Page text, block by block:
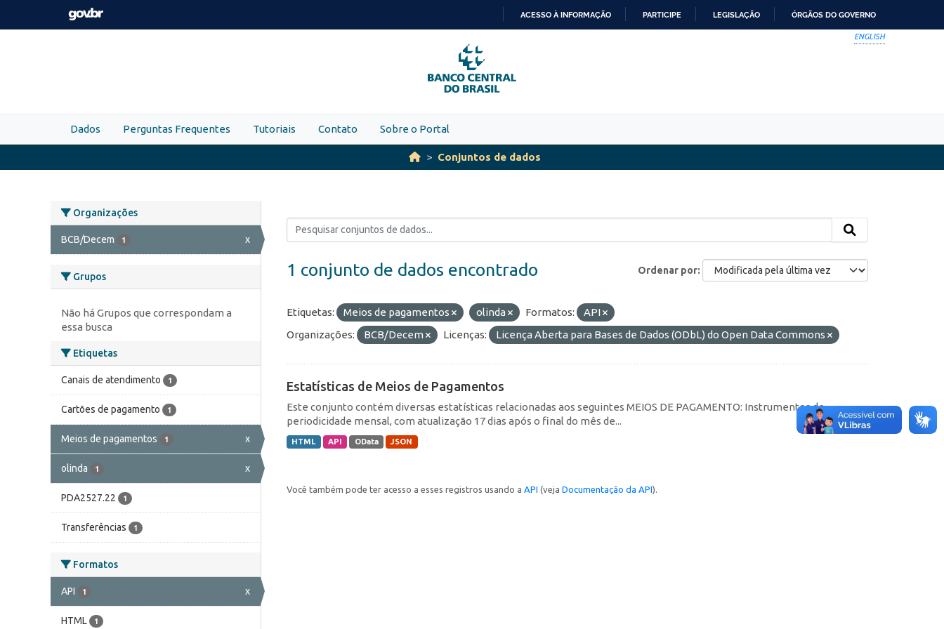
Skip to main content
PARA
O
CONTEÚDO
ACESSO À INFORMAÇÃO PARTICIPE LEGISLAÇÃO ÓRGÃOS DO GOVERNO
ENGLISH
Dados Perguntas Frequentes Tutoriais Contato Sobre o Portal
Conjuntos de dados
Organizações
BCB/Decem 1 x
Grupos
Não há Grupos que correspondam a
essa busca
Etiquetas
Canais de atendimento 1
Cartões de pagamento 1
Meios de pagamentos 1 x
olinda 1 x
PDA2527.22 1
Transferências 1
Formatos
API 1 x
HTML 1
Ordenar por
1 conjunto de dados encontrado
Etiquetas: Meios de pagamentos olinda Formatos:
API
Organizações:
BCB/Decem Licenças: Licença Aberta para Bases de Dados (ODbL) do Open Data Commons
Estatísticas de Meios de Pagamentos
Este conjunto contém diversas estatísticas relacionadas aos seguintes MEIOS DE PAGAMENTO: Instrumentos de
periodicidade mensal, com atualização 17 dias após o final do mês de...
HTML API OData JSON
Você também pode ter acesso a esses registros usando a API (veja Documentação da API).